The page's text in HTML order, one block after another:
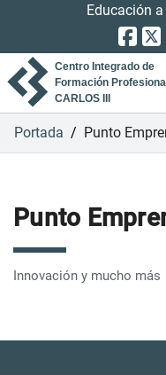
Educación
Centro Integrado de
Formación Profesional
CARLOS III
Portada / Punto
Punto
Innovación y mucho más